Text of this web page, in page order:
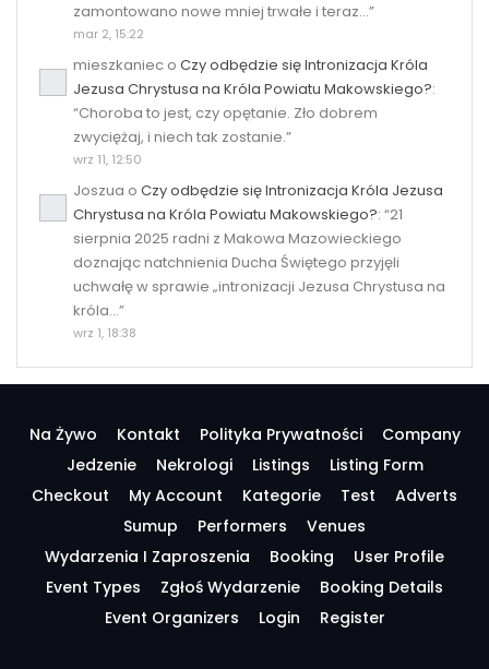
zamontowano nowe mniej trwałe i teraz…”
mar 2, 15:22
mieszkaniec o Czy odbędzie się Intronizacja Króla
Jezusa Chrystusa na Króla Powiatu Makowskiego?:
“Choroba to jest, czy opętanie. Zło dobrem
zwyciężaj, i niech tak zostanie.”
wrz 11, 12:50
Joszua o Czy odbędzie się Intronizacja Króla Jezusa
Chrystusa na Króla Powiatu Makowskiego?: “21
sierpnia 2025 radni z Makowa Mazowieckiego
doznając natchnienia Ducha Świętego przyjęli
uchwałę w sprawie „intronizacji Jezusa Chrystusa na
króla…”
wrz 1, 18:38
Na Żywo Kontakt Polityka Prywatności
Company
Jedzenie
Nekrologi Listings
Listing Form
Checkout
My Account Kategorie Test
Adverts
Sumup
Performers
Venues
Wydarzenia I Zaproszenia
Booking
User Profile
Event Types
Zgłoś Wydarzenie
Booking Details
Event Organizers
Login Register